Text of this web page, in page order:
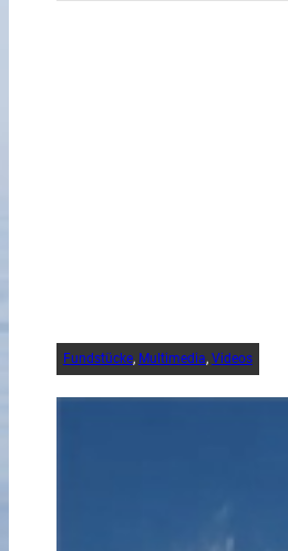
Fundstücke, Multimedia, Videos